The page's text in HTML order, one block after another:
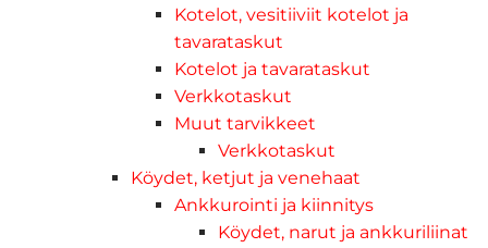
Kotelot, vesitiiviit kotelot ja
tavarataskut
Kotelot ja tavarataskut
Verkkotaskut
Muut tarvikkeet
Verkkotaskut
Köydet, ketjut ja venehaat
Ankkurointi ja kiinnitys
Köydet, narut ja ankkuriliinat